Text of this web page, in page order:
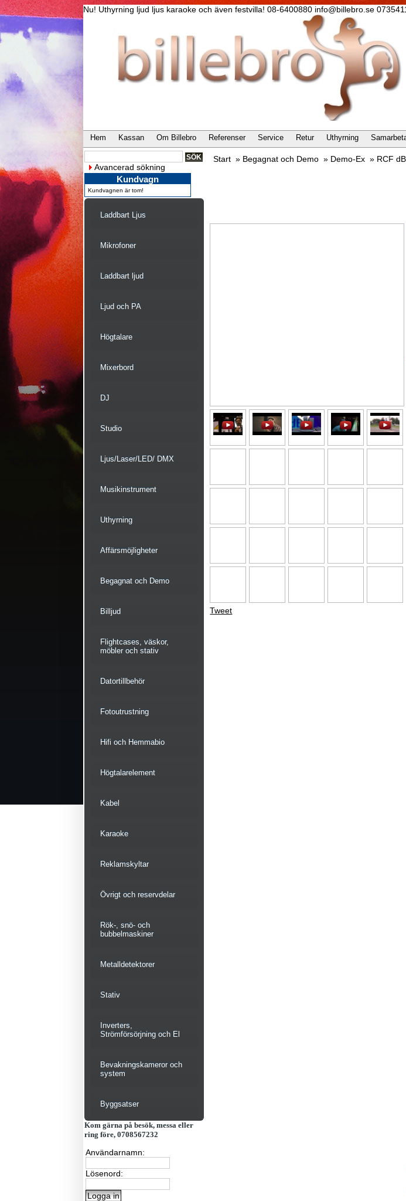
Nu! Uthyrning ljud ljus karaoke och även festvilla! 08-6400880 info@billebro.se
Hem Kassan Om Billebro Referenser Service Retur Uthyrning
Avancerad sökning
Kundvagn
Kundvagnen är tom!
Laddbart Ljus
Mikrofoner
Laddbart ljud
Ljud och PA
Högtalare
Mixerbord
DJ
Studio
Ljus/Laser/LED/ DMX
Musikinstrument
Uthyrning
Affärsmöjligheter
Begagnat och Demo
Billjud
Flightcases, väskor,
möbler och stativ
Datortillbehör
Fotoutrustning
Hifi och Hemmabio
Högtalarelement
Kabel
Karaoke
Reklamskyltar
Övrigt och reservdelar
Rök-, snö- och
bubbelmaskiner
Metalldetektorer
Stativ
Inverters,
Strömförsörjning och El
Bevakningskameror och
system
Byggsatser
Kom gärna på besök, messa eller
ring före, 0708567232
Användarnamn:
Lösenord:
Start » Begagnat och Demo » Demo-Ex » RCF
Tweet